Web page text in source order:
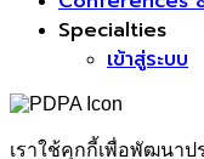
Specialties
เข้าสู่ระบบ
เราใช้คุกกี้เพื่อพัฒนา